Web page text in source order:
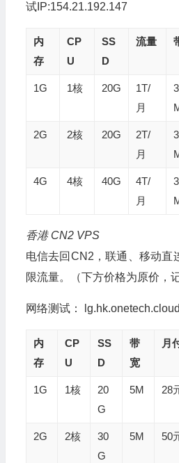
试IP:154.21.192.147
内
存
CP
U
SS
D
流量
1G 1核 20G
1T/
月
2G 2核 20G
2T/
月
4G 4核 40G
4T/
月
香港 CN2 VPS
电信去回CN2，联通、移动直
限流量。（下方价格为原价，
网络测试： lg.hk.onetech.cloud
内
存
CP
U
SS
D
带
宽
月
1G 1核
20
G
5M 28
2G 2核
30
G
5M 50